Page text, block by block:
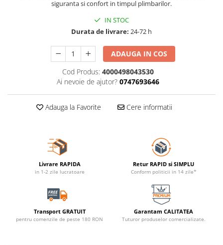
siguranta si confort in timpul plimbarilor.
IN STOC
Durata de livrare: 24-72 h
ADAUGA IN COS
Cod Produs: 4000498043530
Ai nevoie de ajutor? 0747693646
Adauga la Favorite Cere informatii
Livrare RAPIDA
in 1-2 zile lucratoare
Retur RAPID si SIMPLU
Conform politicii in 14 zile*
Transport GRATUIT
pentru comenzile de peste 180 RON
Garantam CALITATEA
Tuturor produselor comercializate.